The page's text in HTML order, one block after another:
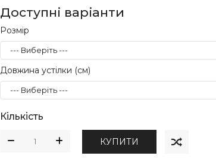
Доступні варіанти
Розмір
Довжина устілки (см)
Кількість
КУПИТИ